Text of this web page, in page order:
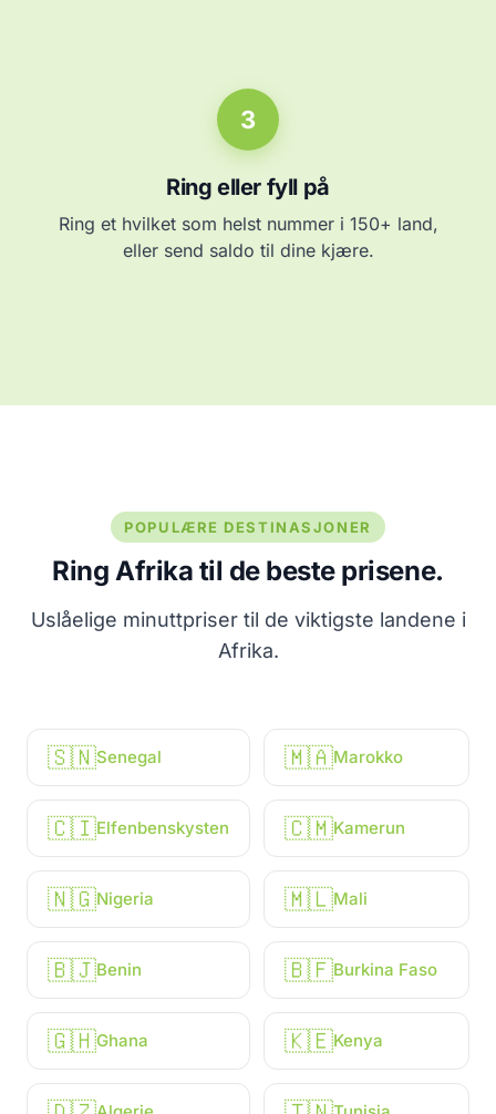
3
Ring eller fyll på
Ring et hvilket som helst nummer i 150+ land,
eller send saldo til dine kjære.
POPULÆRE DESTINASJONER
Ring Afrika til de beste prisene.
Uslåelige minuttpriser til de viktigste landene i
Afrika.
🇸🇳Senegal 🇲🇦Marokko
🇨🇮Elfenbenskysten 🇨🇲Kamerun
🇳🇬Nigeria 🇲🇱Mali
🇧🇯Benin 🇧🇫Burkina Faso
🇬🇭Ghana 🇰🇪Kenya